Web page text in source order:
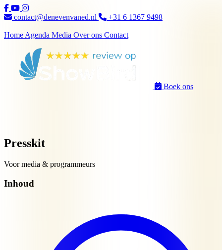
Ga naar inhoud
contact@denevenvaned.nl
+31 6 1367 9498
Home Agenda Media Over ons Contact
Boek ons
Presskit
Voor media & programmeurs
Inhoud